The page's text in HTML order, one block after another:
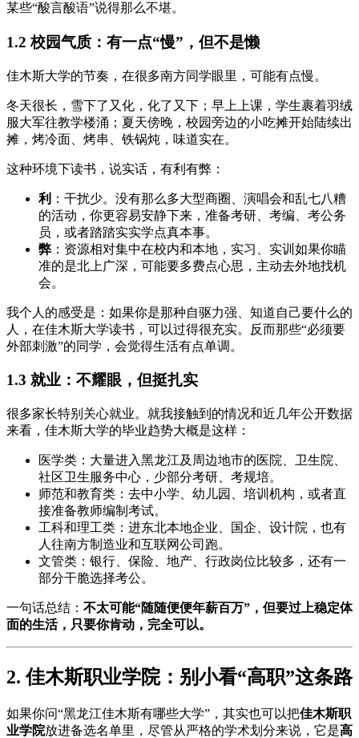
某些“酸言酸语”说得那么不堪。
1.2 校园气质：有一点“慢”，但不是懒
佳木斯大学的节奏，在很多南方同学眼里，可能有点慢。
冬天很长，雪下了又化，化了又下；早上上课，学生裹着羽绒
服大军往教学楼涌；夏天傍晚，校园旁边的小吃摊开始陆续出
摊，烤冷面、烤串、铁锅炖，味道实在。
这种环境下读书，说实话，有利有弊：
利 ：干扰少。没有那么多大型商圈、演唱会和乱七八糟
的活动，你更容易安静下来，准备考研、考编、考公务
员，或者踏踏实实学点真本事。
弊 ：资源相对集中在校内和本地，实习、实训如果你瞄
准的是北上广深，可能要多费点心思，主动去外地找机
会。
我个人的感受是：如果你是那种自驱力强、知道自己要什么的
人，在佳木斯大学读书，可以过得很充实。反而那些“必须要
外部刺激”的同学，会觉得生活有点单调。
1.3 就业：不耀眼，但挺扎实
很多家长特别关心就业。就我接触到的情况和近几年公开数据
来看，佳木斯大学的毕业趋势大概是这样：
医学类：大量进入黑龙江及周边地市的医院、卫生院、
社区卫生服务中心，少部分考研、考规培。
师范和教育类：去中小学、幼儿园、培训机构，或者直
接准备教师编制考试。
工科和理工类：进东北本地企业、国企、设计院，也有
人往南方制造业和互联网公司跑。
文管类：银行、保险、地产、行政岗位比较多，还有一
部分干脆选择考公。
一句话总结： 不太可能“随随便便年薪百万”，但要过上稳定体
面的生活，只要你肯动，完全可以。
2. 佳木斯职业学院：别小看“高职”这条路
如果你问“黑龙江佳木斯有哪些大学”，其实也可以把佳木斯职
业学院放进备选名单里，尽管从严格的学术划分来说，它是高